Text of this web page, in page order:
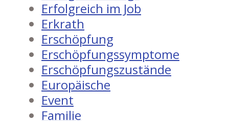
Erfolgreich im Job
Erkrath
Erschöpfung
Erschöpfungssymptome
Erschöpfungszustände
Europäische
Event
Familie